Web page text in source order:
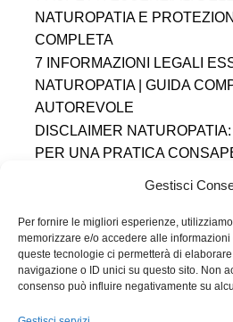
Gestisci
Per fornire le migliori esperienze,
memorizzare e/o accedere alle
queste tecnologie ci permetterà di
navigazione o ID unici su questo sito. Non
consenso può influire negativamente su
NATUROPATIA E
COMPLETA
7 INFORMAZIONI LEGALI
NATUROPATIA | GUIDA
AUTOREVOLE
DISCLAIMER
PER UNA PRATICA
DISCONOSCIMENTO
Accademia Ippocrate S.R.L.
Sede Legale: Via Paganino da Sarzana 4b — 19038 Sarzana (SP)
P.IVA: 01554220119 — Numero REA: SP-234453
© Marchio registrato — Tutti i diritti sono riservati 2014 - 2026
Informazioni Trasparenti